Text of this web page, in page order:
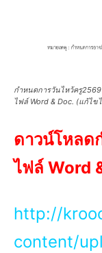
กำหนดการวันไหว้ครู
ไฟล์ Word & Doc. (แก้ไ
ดาวน์โหลด
ไฟล์ Word
http://
content/